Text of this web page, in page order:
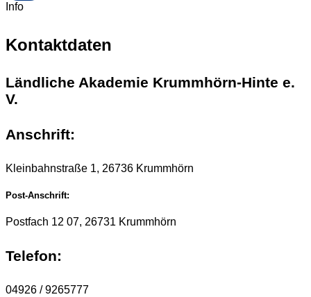
Info
Kontaktdaten
Ländliche Akademie Krummhörn-Hinte e.
V.
Anschrift:
Kleinbahnstraße 1, 26736 Krummhörn
Post-Anschrift:
Postfach 12 07, 26731 Krummhörn
Telefon:
04926 / 9265777